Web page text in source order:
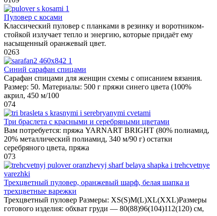
Пуловер с косами
Классический пуловер с планками в резинку и воротником-
стойкой излучает тепло и энергию, которые придаёт ему
насыщенный оранжевый цвет.
0263
Синий сарафан спицами
Сарафан спицами для женщин схемы с описанием вязания.
Размер: 50. Материалы: 500 г пряжи синего цвета (100%
акрил, 450 м/100
074
Три браслета с красными и серебряными цветами
Вам потребуется: пряжа YARNART BRIGHT (80% полиамид,
20% металлический полиамид, 340 м/90 г) остатки
серебряного цвета, пряжа
073
Трехцветный пуловер, оранжевый шарф, белая шапка и
трехцветные варежки
Трехцветный пуловер Размеры: XS(S)M(L)XL(XXL)Размеры
готового изделия: обхват груди — 80(88)96(104)112(120) см,